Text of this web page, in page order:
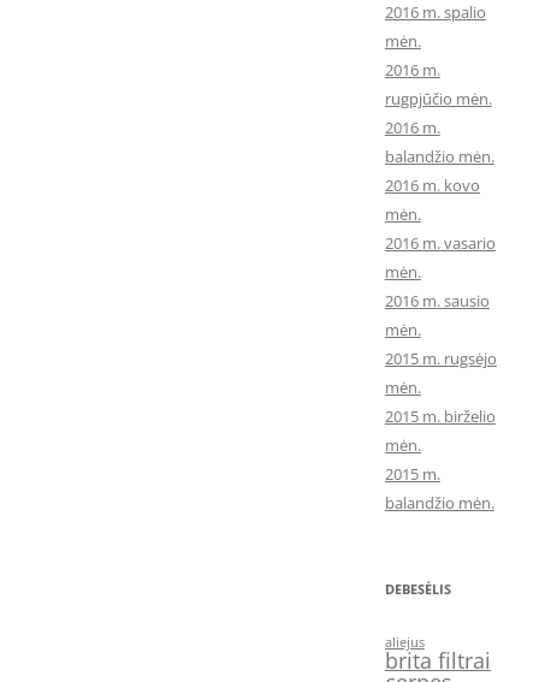
2016 m. spalio
mėn.
2016 m.
rugpjūčio mėn.
2016 m.
balandžio mėn.
2016 m. kovo
mėn.
2016 m. vasario
mėn.
2016 m. sausio
mėn.
2015 m. rugsėjo
mėn.
2015 m. birželio
mėn.
2015 m.
balandžio mėn.
DEBESĖLIS
aliejus
brita filtrai